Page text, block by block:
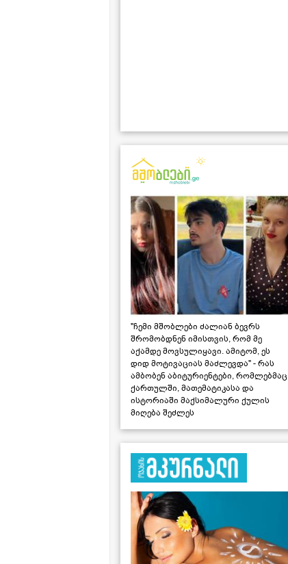
"ჩემი მშობლები ძალიან ბევრს
შრომობდნენ იმისთვის, რომ მე
აქამდე მოვსულიყავი. ამიტომ, ეს
დიდ მოტივაციას მაძლევდა" - რას
ამბობენ აბიტურიენტები, რომლებმაც
ქართულში, მათემატიკასა და
ისტორიაში მაქსიმალური ქულის
მიღება შეძლეს